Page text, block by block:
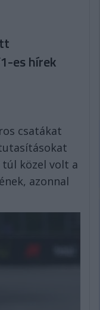
es hírek
csatákat
közel volt a
azonnal